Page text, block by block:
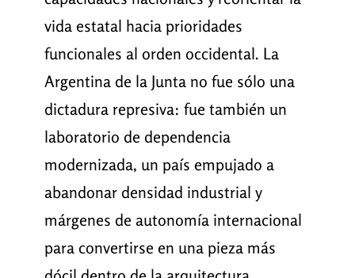
vida estatal hacia prioridades
funcionales al orden occidental. La
Argentina de la Junta no fue sólo una
dictadura represiva: fue también un
laboratorio de dependencia
modernizada, un país empujado a
abandonar densidad industrial y
márgenes de autonomía internacional
para convertirse en una pieza más